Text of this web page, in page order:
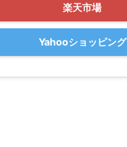
楽天市場
Yahooショッピング